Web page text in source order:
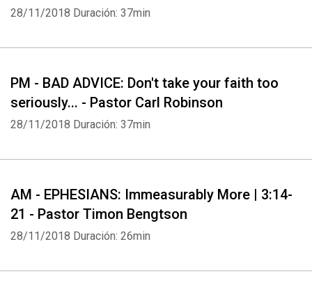
28/11/2018 Duración: 37min
PM - BAD ADVICE: Don't take your faith too
seriously... - Pastor Carl Robinson
28/11/2018 Duración: 37min
AM - EPHESIANS: Immeasurably More | 3:14-
21 - Pastor Timon Bengtson
28/11/2018 Duración: 26min